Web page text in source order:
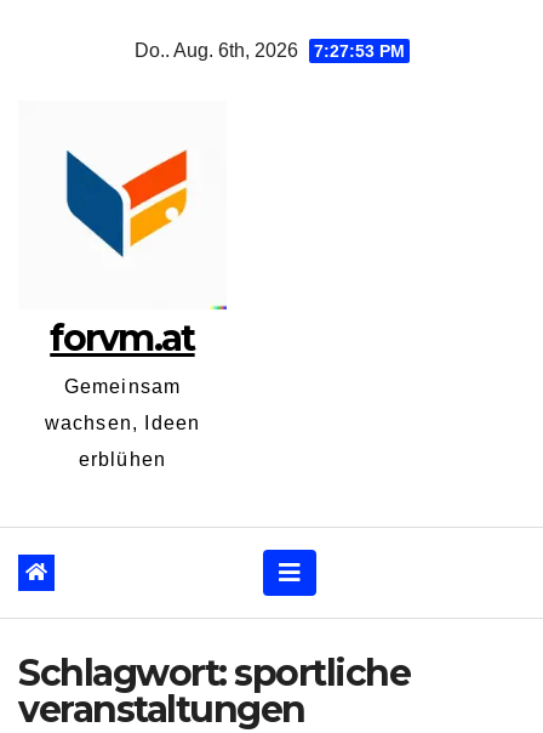
Do.. Aug. 6th, 2026 7:27:53 PM
forvm.at
Gemeinsam
wachsen, Ideen
erblühen
Schlagwort:sportliche
veranstaltungen